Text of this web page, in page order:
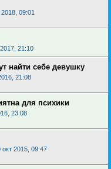
09:01
21:10
найти себе девушку
21:08
для психики
23:08
окт 2015, 09:47